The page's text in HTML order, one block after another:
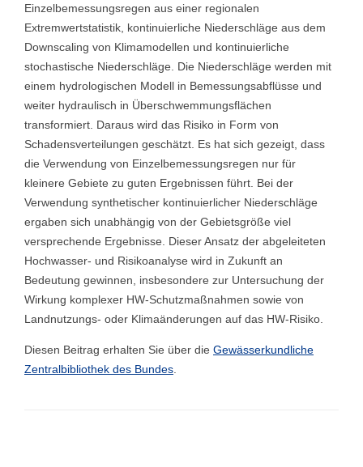
Einzelbemessungsregen aus einer regionalen
Extremwertstatistik, kontinuierliche Niederschläge aus dem
Downscaling von Klimamodellen und kontinuierliche
stochastische Niederschläge. Die Niederschläge werden mit
einem hydrologischen Modell in Bemessungsabflüsse und
weiter hydraulisch in Überschwemmungsflächen
transformiert. Daraus wird das Risiko in Form von
Schadensverteilungen geschätzt. Es hat sich gezeigt, dass
die Verwendung von Einzelbemessungsregen nur für
kleinere Gebiete zu guten Ergebnissen führt. Bei der
Verwendung synthetischer kontinuierlicher Niederschläge
ergaben sich unabhängig von der Gebietsgröße viel
versprechende Ergebnisse. Dieser Ansatz der abgeleiteten
Hochwasser- und Risikoanalyse wird in Zukunft an
Bedeutung gewinnen, insbesondere zur Untersuchung der
Wirkung komplexer HW-Schutzmaßnahmen sowie von
Landnutzungs- oder Klimaänderungen auf das HW-Risiko.
Diesen Beitrag erhalten Sie über die Gewässerkundliche
Zentralbibliothek des Bundes